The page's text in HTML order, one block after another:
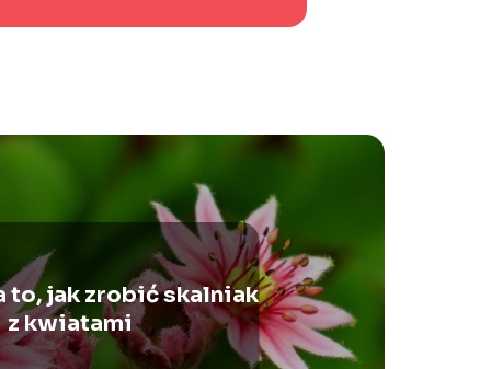
to, jak zrobić skalniak
z kwiatami